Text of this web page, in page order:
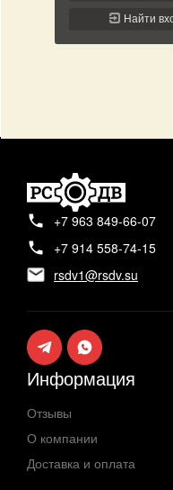
+7 963 849-66-07
+7 914 558-74-15
rsdv1@rsdv.su
Информация
Отзывы
О компании
Доставка и оплата